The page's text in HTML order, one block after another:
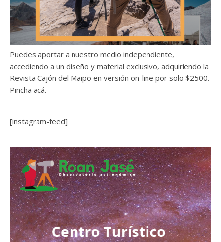
Puedes aportar a nuestro medio independiente,
accediendo a un diseño y material exclusivo, adquiriendo la
Revista Cajón del Maipo en versión on-line por solo $2500.
Pincha acá.
[instagram-feed]